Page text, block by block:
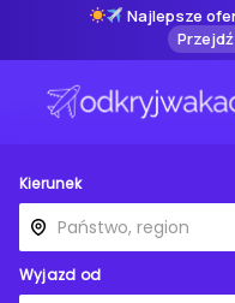
Najlepsze
Kierunek
Wyjazd od